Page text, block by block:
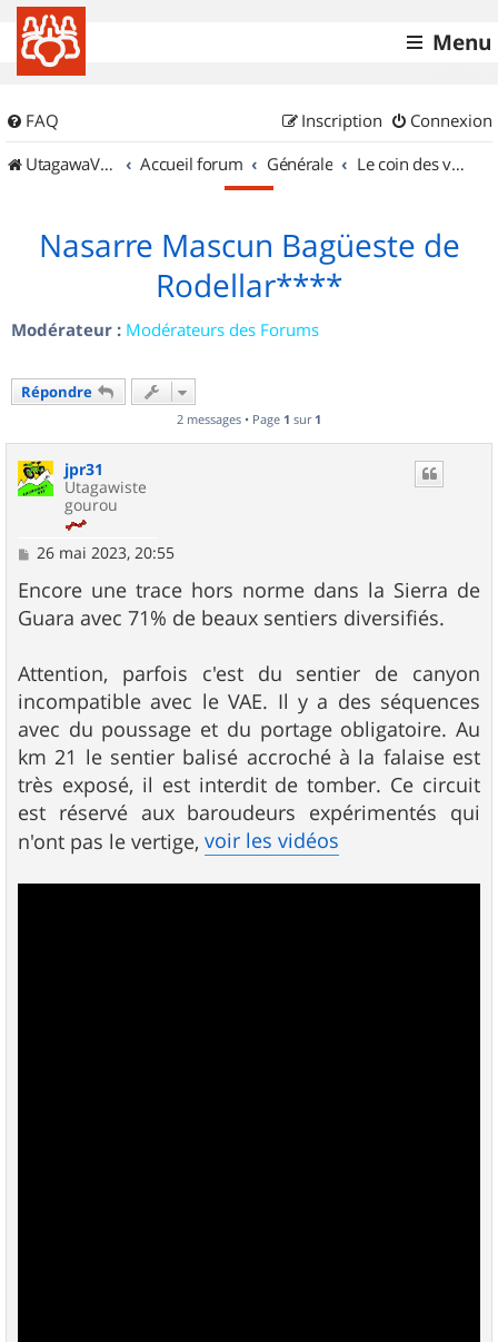
Menu
FAQ Connexion
Inscription
UtagawaVTT (Randos VTT et VTTAE avec traces GPS)
Accueil forum Générale Le coin des vidéastes
Nasarre Mascun Bagüeste de
Rodellar****
Modérateur : Modérateurs des Forums
Répondre
2 messages • Page 1 sur 1
jpr31
Utagawiste
gourou
M
s
s
a
26 mai 2023, 20:55
Encore une trace hors norme dans la Sierra de
Guara avec 71% de beaux sentiers diversifiés.
Attention, parfois c'est du sentier de canyon
incompatible avec le VAE. Il y a des séquences
avec du poussage et du portage obligatoire. Au
km 21 le sentier balisé accroché à la falaise est
très exposé, il est interdit de tomber. Ce circuit
est réservé aux baroudeurs expérimentés qui
n'ont pas le vertige, voir les vidéos